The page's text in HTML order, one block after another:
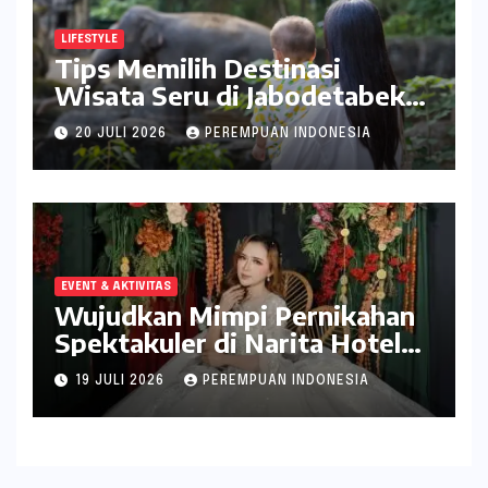
LIFESTYLE
Tips Memilih Destinasi
Wisata Seru di Jabodetabek
ala inDrive
20 JULI 2026 PEREMPUAN INDONESIA
EVENT & AKTIVITAS
Wujudkan Mimpi Pernikahan
Spektakuler di Narita Hotel
Surabaya
19 JULI 2026 PEREMPUAN INDONESIA